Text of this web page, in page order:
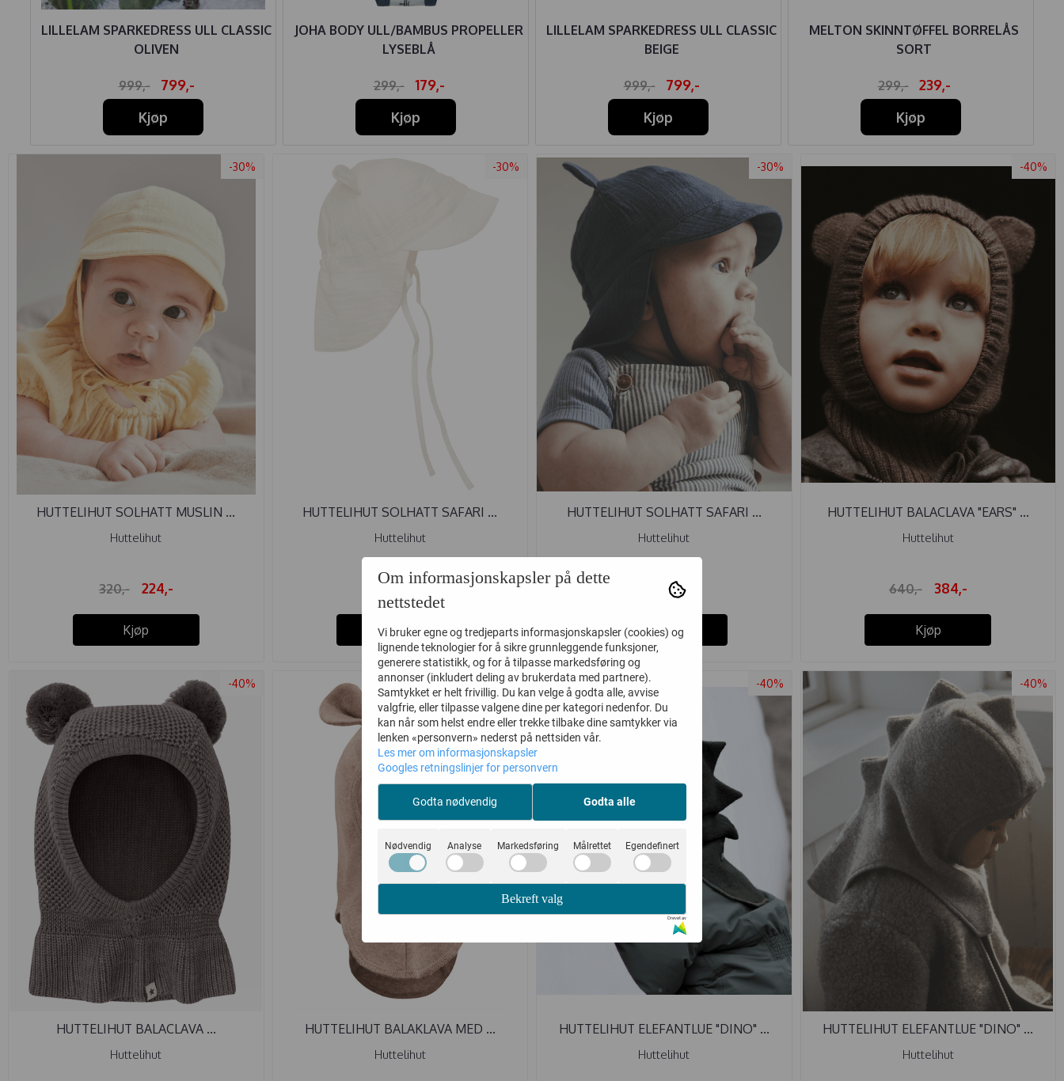
LILLELAM SPARKEDRESS ULL CLASSIC
OLIVEN
999,-
799,-
Kjøp
JOHA BODY ULL/BAMBUS PROPELLER
LYSEBLÅ
299,-
179,-
Kjøp
LILLELAM SPARKEDRESS ULL CLASSIC
BEIGE
999,-
799,-
Kjøp
MELTON SKINNTØFFEL BORRELÅS
SORT
299,-
239,-
Kjøp
-30%
HUTTELIHUT SOLHATT MUSLIN ...
Huttelihut
320,- 224,-
Kjøp
-30%
HUTTELIHUT SOLHATT SAFARI ...
Huttelihut
320,- 224,-
Kjøp
-30%
HUTTELIHUT SOLHATT SAFARI ...
Huttelihut
224,-
Kjøp
-40%
HUTTELIHUT BALACLAVA "EARS" ...
Huttelihut
640,- 384,-
Kjøp
-40%
HUTTELIHUT BALACLAVA ...
Huttelihut
-30%
HUTTELIHUT BALAKLAVA MED ...
Huttelihut
-40%
HUTTELIHUT ELEFANTLUE "DINO" ...
Huttelihut
-40%
HUTTELIHUT ELEFANTLUE "DINO" ...
Huttelihut
Om informasjonskapsler på dette
nettstedet
Vi bruker egne og tredjeparts informasjonskapsler (cookies) og
lignende teknologier for å sikre grunnleggende funksjoner,
generere statistikk, og for å tilpasse markedsføring og
annonser (inkludert deling av brukerdata med partnere).
Samtykket er helt frivillig. Du kan velge å godta alle, avvise
valgfrie, eller tilpasse valgene dine per kategori nedenfor. Du
kan når som helst endre eller trekke tilbake dine samtykker via
lenken «personvern» nederst på nettsiden vår.
Les mer om informasjonskapsler
Googles retningslinjer for personvern
Godta nødvendig Godta alle
Nødvendig Analyse Markedsføring Målrettet Egendefinert
Bekreft valg
Drevet av